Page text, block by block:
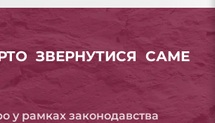
ЗВЕРНУТИСЯ САМЕ
у рамках законодавства